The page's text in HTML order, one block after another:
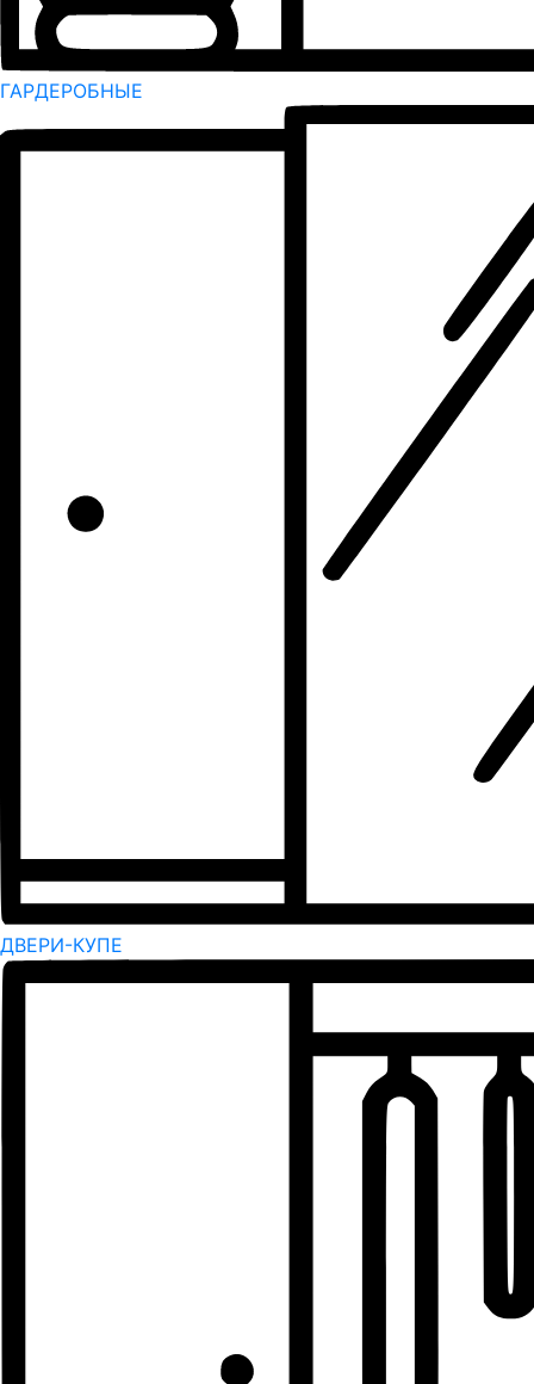
ГАРДЕРОБНЫЕ
ДВЕРИ-КУПЕ